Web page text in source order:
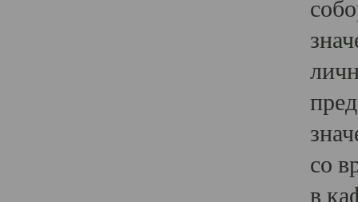
со
в